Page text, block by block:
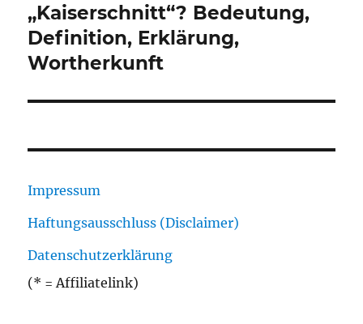
Beitrag:
„Kaiserschnitt“? Bedeutung,
Definition, Erklärung,
Wortherkunft
Impressum
Haftungsausschluss (Disclaimer)
Datenschutzerklärung
(* = Affiliatelink)